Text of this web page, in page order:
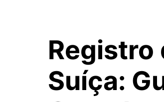
Registro
Suíça: